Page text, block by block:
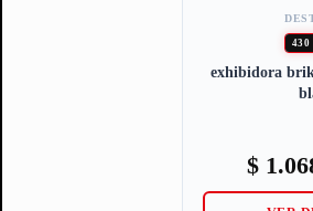
430
exhibidora
$